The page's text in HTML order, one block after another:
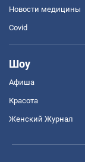
Новости медицины
Covid
Шоу
Афиша
Красота
Женский Журнал